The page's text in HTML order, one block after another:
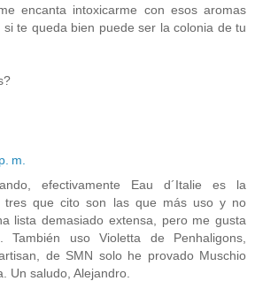
encanta intoxicarme con esos aromas
si te queda bien puede ser la colonia de tu
m.
efectivamente Eau d´Italie es la
tres que cito son las que más uso y no
lista demasiado extensa, pero me gusta
También uso Violetta de Penhaligons,
de SMN solo he provado Muschio
Un saludo, Alejandro.